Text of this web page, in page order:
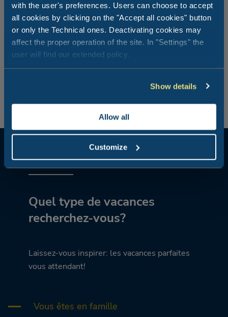
with the user's preferences. Users can choose to accept
all cookies by clicking on the "Accept all cookies" button
or only the Technical ones. Deactivating cookies may
affect the proper operation of the site. In "Settings" the
user will find our extended policy.
Show details
Allow all
Customize
L'Oasis de Valtrigona est une petite vallée au sein de la
chaîne du Lagorai, dans la commune de Telve. La visiter
signifie traverser des forêts d'épicéas, de pins cembro et
de mélèzes, et profiter de la beauté d'une flore et d'une
faune typiquement alpines dans un environnement
naturel préservé. Le Centre des Visiteurs de l'Oasis sera
Quel type de vacances
recherchez-vous?
Laissez-vous inspirer: les vacances parfaites
vous attendant!
Vous êtes en famille